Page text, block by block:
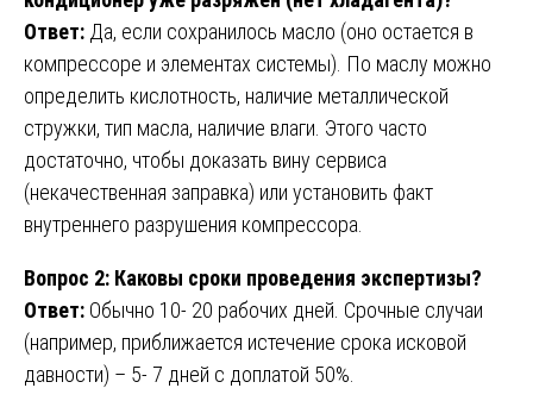
Ответ: Да, если сохранилось масло (оно остается в
компрессоре и элементах системы). По маслу можно
определить кислотность, наличие металлической
стружки, тип масла, наличие влаги. Этого часто
достаточно, чтобы доказать вину сервиса
(некачественная заправка) или установить факт
внутреннего разрушения компрессора.
Вопрос 2: Каковы сроки проведения экспертизы?
Ответ: Обычно 10- 20 рабочих дней. Срочные случаи
(например, приближается истечение срока исковой
давности) – 5- 7 дней с доплатой 50%.